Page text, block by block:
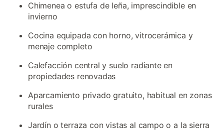
Chimenea o estufa de leña, imprescindible en
invierno
Cocina equipada con horno, vitrocerámica y
menaje completo
Calefacción central y suelo radiante en
propiedades renovadas
Aparcamiento privado gratuito, habitual en zonas
rurales
Jardín o terraza con vistas al campo o a la sierra